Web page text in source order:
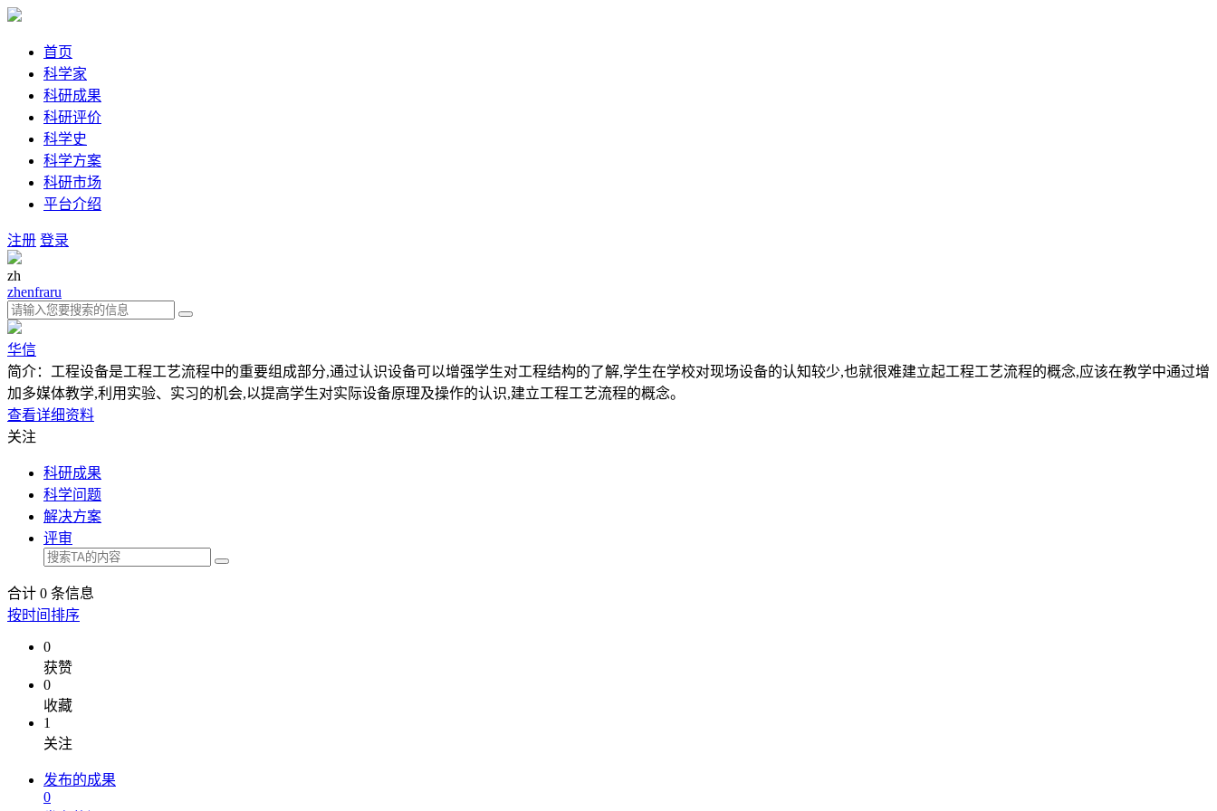
首页
科学家
科研成果
科研评价
科学史
科学方案
科研市场
平台介绍
注册 登录
zh
zhenfraru
华信
简介：工程设备是工程工艺流程中的重要组成部分,通过认识设备可以增强学生对工程结构的了解,学生在学校对现场设备的认知较少,也就很难建立起工程工艺流程的概念,应该在教学中通过增
加多媒体教学,利用实验、实习的机会,以提高学生对实际设备原理及操作的认识,建立工程工艺流程的概念。
查看详细资料
关注
科研成果
科学问题
解决方案
评审
合计 0 条信息
按时间排序
0
获赞
0
收藏
1
关注
发布的成果
0